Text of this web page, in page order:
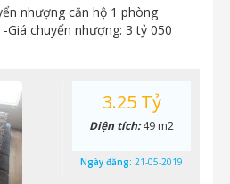
nhượng căn hộ 1 phòng
Giá chuyển nhượng: 3 tỷ 050
3.25 Tỷ
Diện tích:49 m2
Ngày đăng: 21-05-2019